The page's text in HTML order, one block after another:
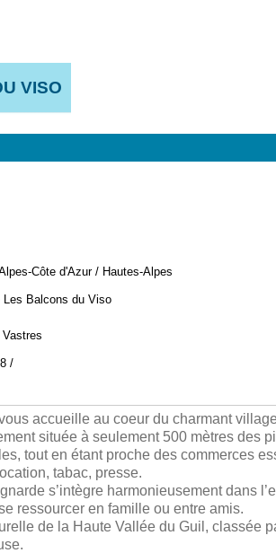
VISO
Côte d'Azur / Hautes-Alpes
Les Balcons du Viso
/
accueille au coeur du charmant
située à seulement 500 mètres des
tout en étant proche des commerces
tabac, presse.
s’intègre harmonieusement dans
ressourcer en famille ou entre amis.
de la Haute Vallée du Guil, classée